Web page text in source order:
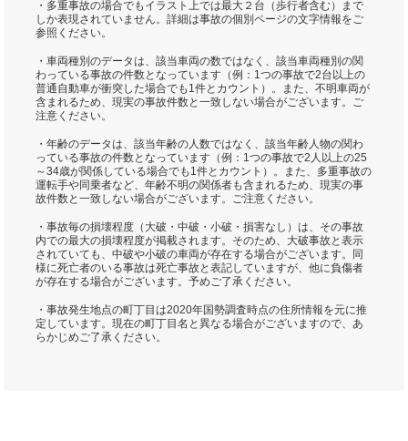
・多重事故の場合でもイラスト上では最大２台（歩行者含む）まで
しか表現されていません。詳細は事故の個別ページの文字情報をご
参照ください。
・車両種別のデータは、該当車両の数ではなく、該当車両種別の関
わっている事故の件数となっています（例：1つの事故で2台以上の
普通自動車が衝突した場合でも1件とカウント）。また、不明車両が
含まれるため、現実の事故件数と一致しない場合がございます。ご
注意ください。
・年齢のデータは、該当年齢の人数ではなく、該当年齢人物の関わ
っている事故の件数となっています（例：1つの事故で2人以上の25
～34歳が関係している場合でも1件とカウント）。また、多重事故の
運転手や同乗者など、年齢不明の関係者も含まれるため、現実の事
故件数と一致しない場合がございます。ご注意ください。
・事故毎の損壊程度（大破・中破・小破・損害なし）は、その事故
内での最大の損壊程度が掲載されます。そのため、大破事故と表示
されていても、中破や小破の車両が存在する場合がございます。同
様に死亡者のいる事故は死亡事故と表記していますが、他に負傷者
が存在する場合がございます。予めご了承ください。
・事故発生地点の町丁目は2020年国勢調査時点の住所情報を元に推
定しています。現在の町丁目名と異なる場合がございますので、あ
らかじめご了承ください。